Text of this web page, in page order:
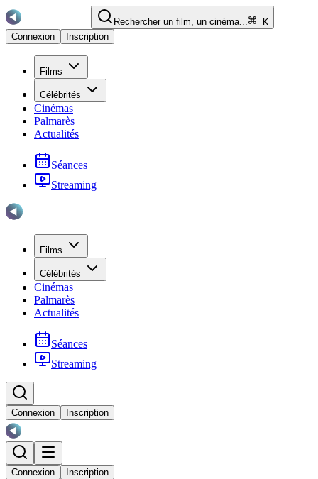
Rechercher un film, un cinéma...
K
Connexion
Inscription
Films
Célébrités
Cinémas
Palmarès
Actualités
Séances
Streaming
Films
Célébrités
Cinémas
Palmarès
Actualités
Séances
Streaming
Connexion Inscription
Connexion Inscription